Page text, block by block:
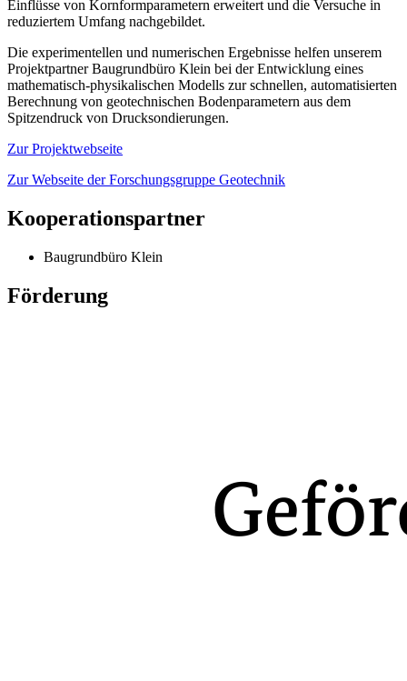
Einflüsse von Kornformparametern erweitert und die Versuche in
reduziertem Umfang nachgebildet.
Die experimentellen und numerischen Ergebnisse helfen unserem
Projektpartner Baugrundbüro Klein bei der Entwicklung eines
mathematisch-physikalischen Modells zur schnellen, automatisierten
Berechnung von geotechnischen Bodenparametern aus dem
Spitzendruck von Drucksondierungen.
Zur Projektwebseite
Zur Webseite der Forschungsgruppe Geotechnik
Kooperationspartner
Baugrundbüro Klein
Förderung